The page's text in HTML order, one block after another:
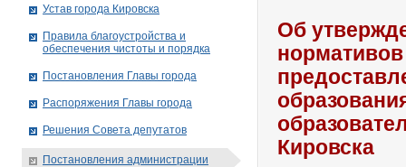
Об
нормативов
Кировска
Устав города Кировска
Правила благоустройства и
обеспечения чистоты и порядка
Постановления Главы города
Распоряжения Главы города
Решения Совета депутатов
Постановления администрации